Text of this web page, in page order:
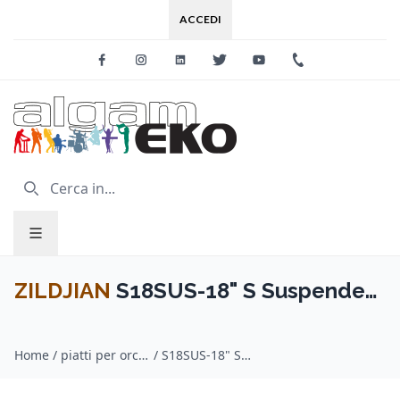
ACCEDI
FacebookInstagramLinkedinTwitter Youtube
ZILDJIAN S18SUS-18" S Suspended
Home / piatti per orchestra / ZILDJIAN / S18SUS-18" S Suspended - Suspended